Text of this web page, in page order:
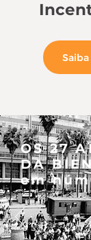
OS 27
DA
em